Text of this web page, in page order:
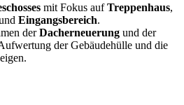
mit Fokus aufTreppenhaus,
Eingangsbereich.
derDacherneuerung und der
der Gebäudehülle und die